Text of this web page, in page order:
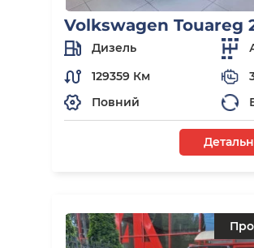
Volkswagen Touareg
Дизель
129359 Км
Повний